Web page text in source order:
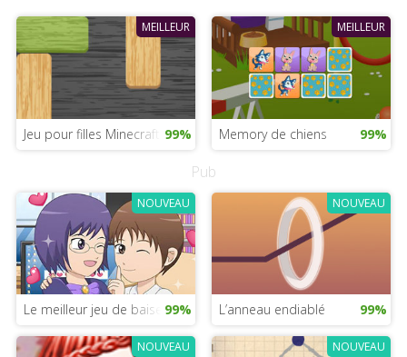
MEILLEUR
Jeu pour filles Minecraft 99%
MEILLEUR
Memory de chiens 99%
Pub
NOUVEAU
Le meilleur jeu de baisers pour filles
99%
NOUVEAU
L’anneau endiablé 99%
NOUVEAU NOUVEAU